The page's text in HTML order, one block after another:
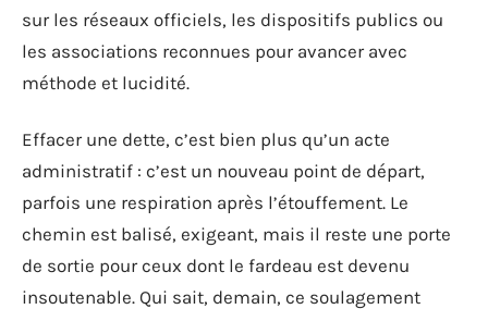
sur les réseaux officiels, les dispositifs publics ou
les associations reconnues pour avancer avec
méthode et lucidité.
Effacer une dette, c’est bien plus qu’un acte
administratif : c’est un nouveau point de départ,
parfois une respiration après l’étouffement. Le
chemin est balisé, exigeant, mais il reste une porte
de sortie pour ceux dont le fardeau est devenu
insoutenable. Qui sait, demain, ce soulagement